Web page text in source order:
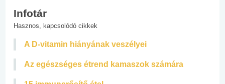
Infotár
Hasznos, kapcsolódó cikkek
A D-vitamin hiányának veszélyei
Az egészséges étrend kamaszok számára